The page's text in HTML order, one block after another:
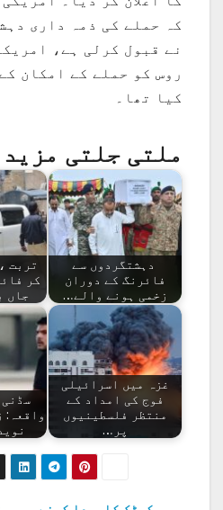
کہ حملے کی ذمہ داری
نے قبول کرلی ہے،
روس کو حملے کے امکان
کیا تھا۔
ملتی جلتی
دہشتگردوں سے
فائرنگ کے دوران
زخمی ہونے والے…
تربت
جاں
غزہ میں اسرائیلی
فوج کی امداد کے
منتظر فلسطینیوں
پر…
واقعہ: